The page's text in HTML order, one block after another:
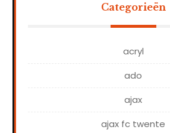
Categorieën
acryl
ado
ajax
ajax fc twente